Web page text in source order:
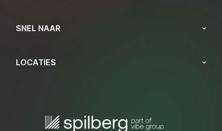
SNEL NAAR
LOCATIES